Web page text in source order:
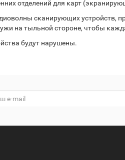
отделений для карт
сканирующих устройств,
на тыльной стороне, чтобы
будут нарушены.